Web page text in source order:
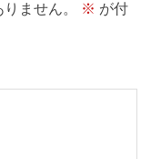
ません。 ※ が付